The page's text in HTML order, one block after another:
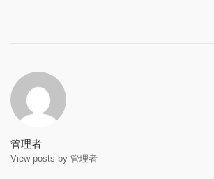
管理者
View posts by 管理者